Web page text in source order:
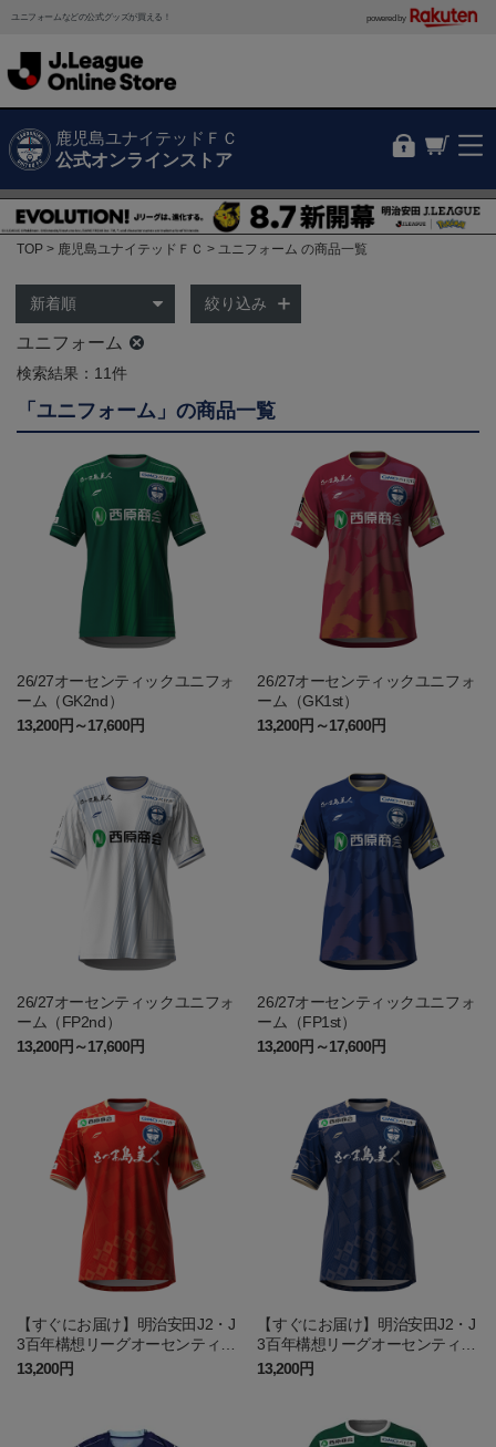
ユニフォームなどの公式グッズが買える！ powered by
鹿児島ユナイテッドＦＣ
公式オンラインストア
TOP 鹿児島ユナイテッドＦＣ ユニフォーム の商品一覧
絞り込み
ユニフォーム
検索結果：11件
「ユニフォーム」の商品一覧
26/27オーセンティックユニフォ
ーム（GK2nd）
13,200円～17,600円
26/27オーセンティックユニフォ
ーム（GK1st）
13,200円～17,600円
26/27オーセンティックユニフォ
ーム（FP2nd）
13,200円～17,600円
26/27オーセンティックユニフォ
ーム（FP1st）
13,200円～17,600円
【すぐにお届け】明治安田J2・J
3百年構想リーグオーセンティッ
クユニフォーム（GK1st）
13,200円
【すぐにお届け】明治安田J2・J
3百年構想リーグオーセンティッ
クユニフォーム（FP1st）
13,200円